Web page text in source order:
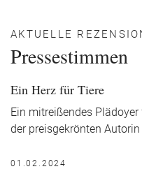
AKTUELLE
Pressestimmen
Ein Herz für Tiere
Ein mitreißendes
der preisgekrönten Autorin
01.02.2024